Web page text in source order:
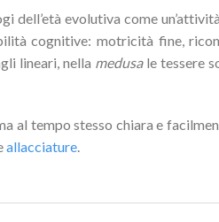
dell’età evolutiva come
cognitive: motricità fine,
lineari, nella medusale tessere
al tempo stesso chiara e
allacciature.